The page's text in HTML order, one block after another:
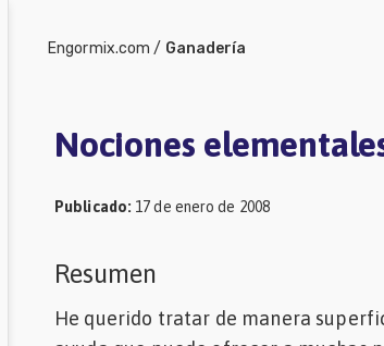
Agricultura
Balanceados
Avicultura
Engormix.com / Ganadería
Nociones
Publicado: 17 de enero de 2008
Resumen
He querido tratar de manera